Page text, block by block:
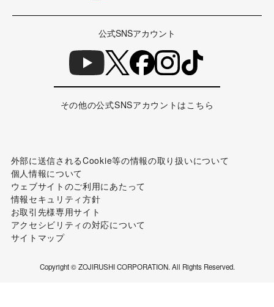
ZOJIRUSHIオーナーサービス
WORLD WIDE
公式SNSアカウント
その他の公式SNSアカウントはこちら
外部に送信されるCookie等の情報の取り扱いについて
個人情報について
ウェブサイトのご利用にあたって
お取引先様専用サイト